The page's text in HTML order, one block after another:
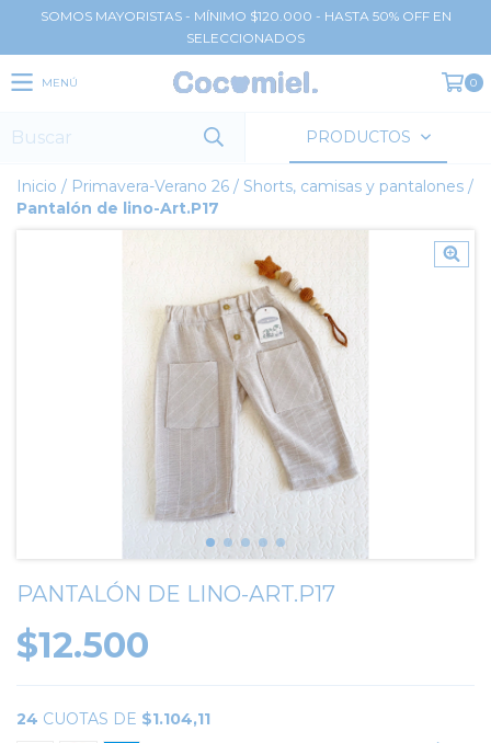
SOMOS MAYORISTAS - MÍNIMO $120.000 - HASTA 50% OFF EN
SELECCIONADOS
MENÚ 0
PRODUCTOS
Inicio / Primavera-Verano 26 / Shorts, camisas y pantalones /
Pantalón de lino-Art.P17
PANTALÓN DE LINO-ART.P17
$12.500
24 CUOTAS DE $1.104,11